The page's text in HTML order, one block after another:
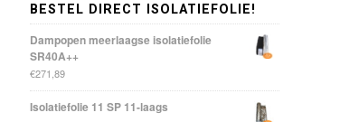
BESTEL DIRECT ISOLATIEFOLIE!
Dampopen meerlaagse isolatiefolie
SR40A++
€271,89
Isolatiefolie 11 SP 11-laags